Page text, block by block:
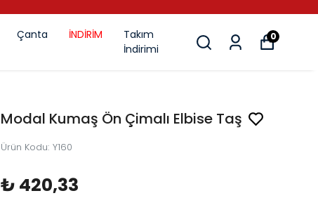
Çanta İNDİRİM
Takım
İndirimi
0
Modal Kumaş Ön Çimalı Elbise Taş
Ürün Kodu: Y160
₺ 420,33